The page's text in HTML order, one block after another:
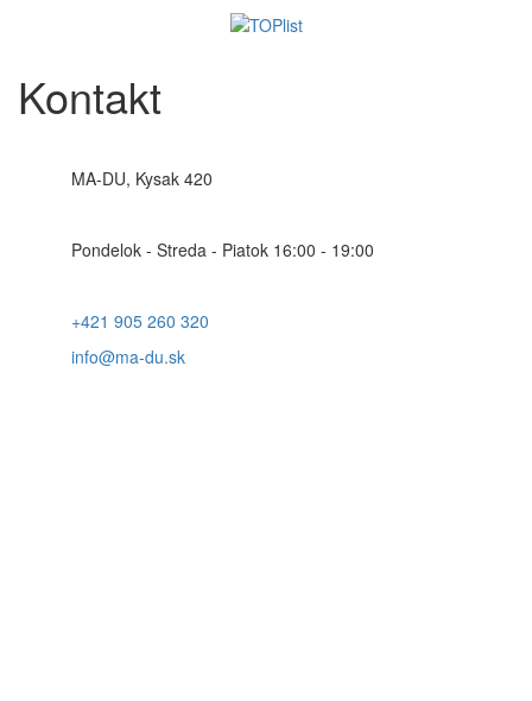
Kontakt
MA-DU, Kysak 420
Pondelok - Streda - Piatok 16:00 - 19:00
+421 905 260 320
info@ma-du.sk